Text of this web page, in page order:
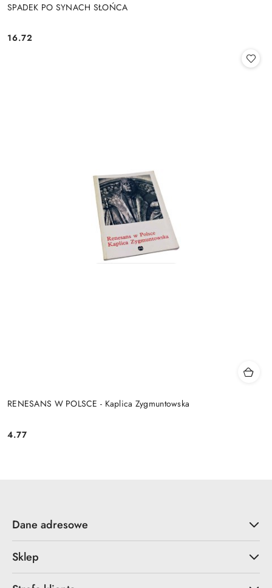
SPADEK PO SYNACH SŁOŃCA
Cena:
16.72
RENESANS W POLSCE - Kaplica Zygmuntowska
Cena:
4.77
Dane adresowe
Sklep